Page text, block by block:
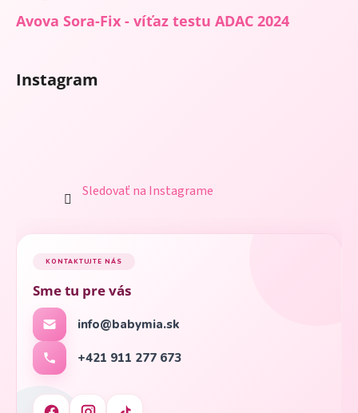
Avova Sora-Fix - víťaz testu ADAC 2024
Instagram
Sledovať na Instagrame
KONTAKTUJTE NÁS
Sme tu pre vás
info@babymia.sk
+421 911 277 673